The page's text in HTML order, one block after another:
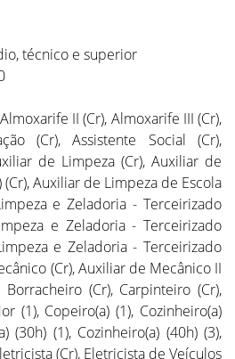
técnico e superior
II (Cr), Almoxarife III (Cr),
(Cr), Assistente Social (Cr),
de Limpeza (Cr), Auxiliar de
Auxiliar de Limpeza de Escola
e Zeladoria - Terceirizado
e Zeladoria - Terceirizado
e Zeladoria - Terceirizado
(Cr), Auxiliar de Mecânico II
(Cr), Carpinteiro (Cr),
(1), Copeiro(a) (1), Cozinheiro(a)
(30h) (1), Cozinheiro(a) (40h) (3),
(Cr), Eletricista de Veículos